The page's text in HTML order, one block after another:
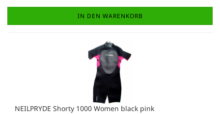
IN DEN WARENKORB
NEILPRYDE Shorty 1000 Women black pink